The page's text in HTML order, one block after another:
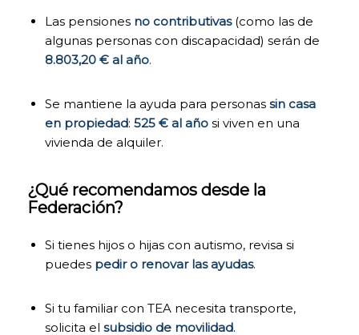
Las pensiones no contributivas(como las de
algunas personas con discapacidad) serán de
8.803,20 € al año.
Se mantiene la ayuda para personas sin casa
en propiedad: 525 € al añosi viven en una
vivienda de alquiler.
¿Qué recomendamos desde la
Federación?
Si tienes hijos o hijas con autismo, revisa si
puedes pedir o renovar las ayudas.
Si tu familiar con TEA necesita transporte,
solicita el subsidio de movilidad.
continua de
nuestra página
web. Puedes
activarlas o
análisis nos
permiten
estudiar la
nuestra página
web en general
(por ejemplo,
de la página son
las más visitadas,
qué servicios se
funcionan
correctamente,